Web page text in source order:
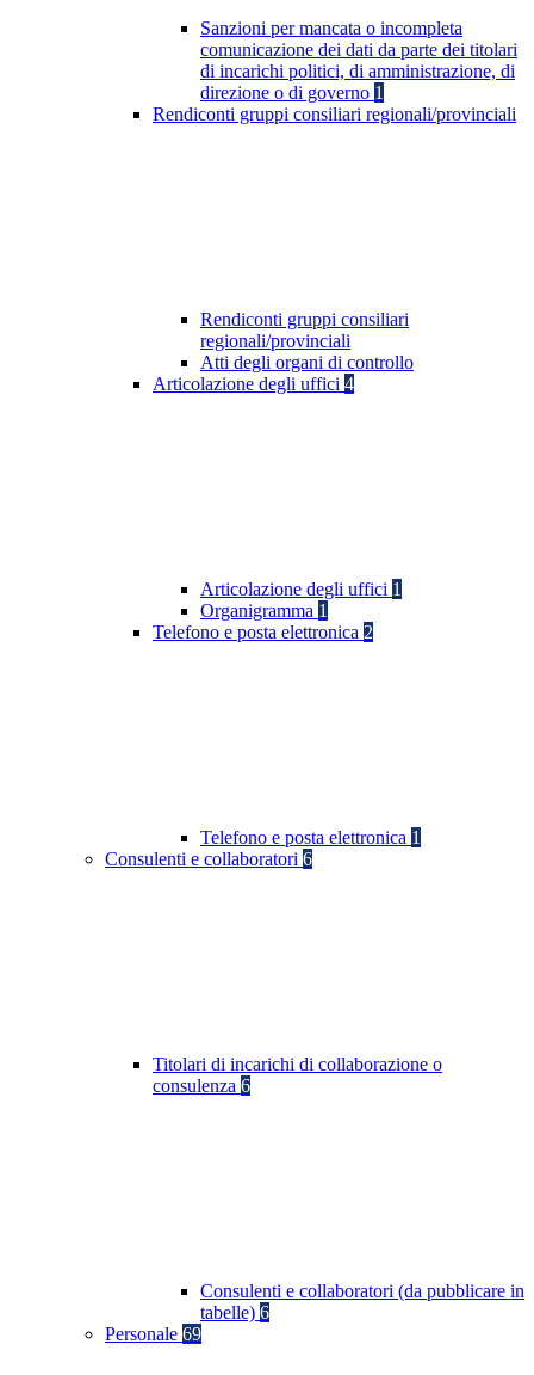
Sanzioni per mancata o incompleta
comunicazione dei dati da parte dei titolari
di incarichi politici, di amministrazione, di
direzione o di governo 1
Rendiconti gruppi consiliari regionali/provinciali
Rendiconti gruppi consiliari
regionali/provinciali
Atti degli organi di controllo
Articolazione degli uffici 4
Articolazione degli uffici 1
Organigramma 1
Telefono e posta elettronica 2
Telefono e posta elettronica 1
Consulenti e collaboratori 6
Titolari di incarichi di collaborazione o
consulenza 6
Consulenti e collaboratori (da pubblicare in
tabelle) 6
Personale 69